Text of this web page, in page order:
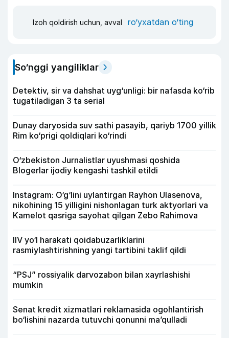
Izoh qoldirish uchun, avval ro‘yxatdan o‘ting
So‘nggi yangiliklar
Detektiv, sir va dahshat uyg‘unligi: bir nafasda ko‘rib
tugatiladigan 3 ta serial
Dunay daryosida suv sathi pasayib, qariyb 1700 yillik
Rim ko‘prigi qoldiqlari ko‘rindi
O‘zbekiston Jurnalistlar uyushmasi qoshida
Blogerlar ijodiy kengashi tashkil etildi
Instagram: O‘g‘lini uylantirgan Rayhon Ulasenova,
nikohining 15 yilligini nishonlagan turk aktyorlari va
Kamelot qasriga sayohat qilgan Zebo Rahimova
IIV yo‘l harakati qoidabuzarliklarini
rasmiylashtirishning yangi tartibini taklif qildi
“PSJ” rossiyalik darvozabon bilan xayrlashishi
mumkin
Senat kredit xizmatlari reklamasida ogohlantirish
bo‘lishini nazarda tutuvchi qonunni ma’qulladi